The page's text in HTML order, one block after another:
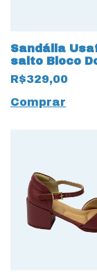
Sandália
salto Bloco
R$329,00
Comprar